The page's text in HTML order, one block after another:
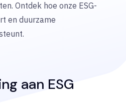
Ontdek hoe onze ESG-
en duurzame
aan ESG